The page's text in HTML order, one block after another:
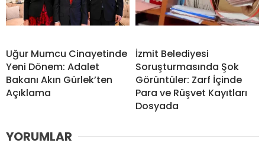
Uğur Mumcu Cinayetinde
Yeni Dönem: Adalet
Bakanı Akın Gürlek’ten
Açıklama
İzmit Belediyesi
Soruşturmasında Şok
Görüntüler: Zarf İçinde
Para ve Rüşvet Kayıtları
Dosyada
YORUMLAR